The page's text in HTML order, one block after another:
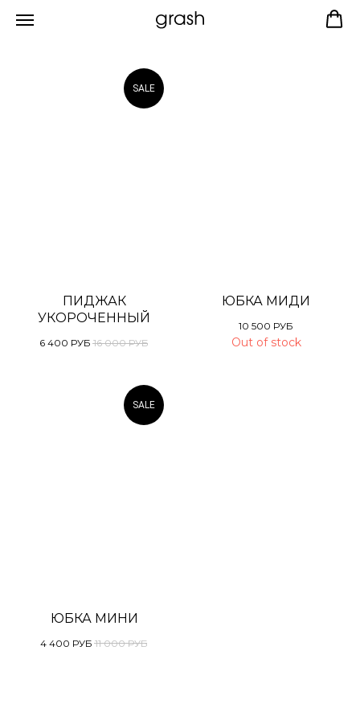
SALE
ПИДЖАК
УКОРОЧЕННЫЙ
6 400 РУБ 16 000 РУБ
ЮБКА МИДИ
10 500 РУБ
Out of stock
SALE
ЮБКА МИНИ
4 400 РУБ 11 000 РУБ